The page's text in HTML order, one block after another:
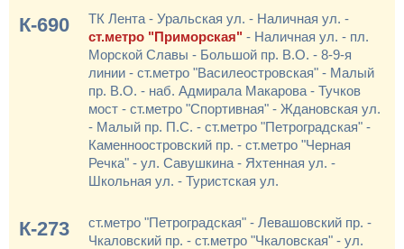
К-690
ТК Лента - Уральская ул. - Наличная ул. -
ст.метро "Приморская" - Наличная ул. - пл.
Морской Славы - Большой пр. В.О. - 8-9-я
линии - ст.метро "Василеостровская" - Малый
пр. В.О. - наб. Адмирала Макарова - Тучков
мост - ст.метро "Спортивная" - Ждановская ул.
- Малый пр. П.С. - ст.метро "Петроградская" -
Каменноостровский пр. - ст.метро "Черная
Речка" - ул. Савушкина - Яхтенная ул. -
Школьная ул. - Туристская ул.
К-273
ст.метро "Петроградская" - Левашовский пр. -
Чкаловский пр. - ст.метро "Чкаловская" - ул.